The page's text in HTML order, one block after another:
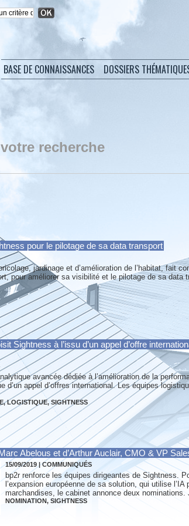
BASE DE CONNAISSANCES DOSSIERS
recherche
pour le pilotage de sa data transport
jardinage et d’amélioration de l’habitat, fait
pour améliorer sa visibilité et le pilotage de sa
Sightness à l’issu d’un appel d’offre
avancée dédiée à l’amélioration de la
d’un appel d’offres international. Les équipes
,LOGISTIQUE, SIGHTNESS
Abelous et d’Arthur Auclair, CMO & VP
15/09/2019 |COMMUNIQUÉS
bp2r renforce les équipes dirigeantes de Sightness.
l’expansion européenne de sa solution, qui utilise
marchandises, le cabinet annonce deux
NOMINATION, SIGHTNESS